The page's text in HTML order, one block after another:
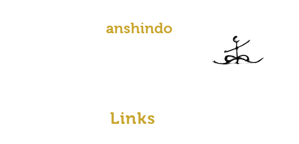
anshindo
friedvollen Herzens
Links